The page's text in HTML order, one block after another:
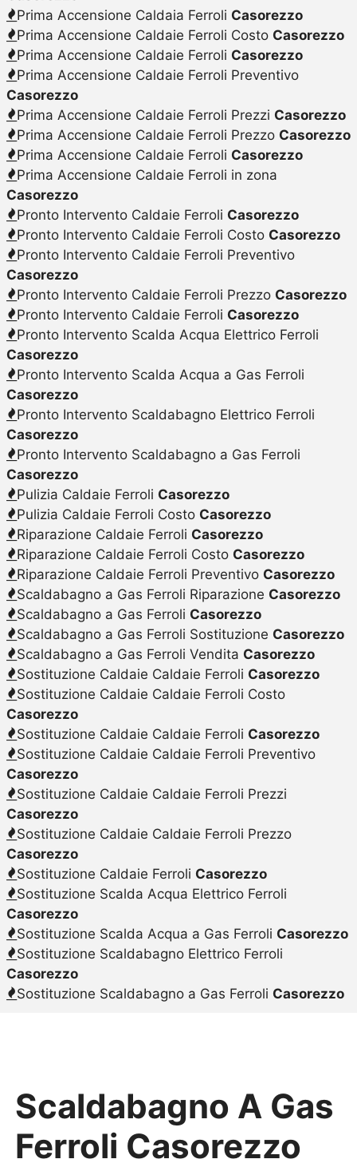
Prima Accensione Caldaia Ferroli Casorezzo
Prima Accensione Caldaie Ferroli Costo Casorezzo
Prima Accensione Caldaie Ferroli Casorezzo
Prima Accensione Caldaie Ferroli Preventivo
Casorezzo
Prima Accensione Caldaie Ferroli Prezzi Casorezzo
Prima Accensione Caldaie Ferroli Prezzo Casorezzo
Prima Accensione Caldaie Ferroli Casorezzo
Prima Accensione Caldaie Ferroli in zona
Casorezzo
Pronto Intervento Caldaie Ferroli Casorezzo
Pronto Intervento Caldaie Ferroli Costo Casorezzo
Pronto Intervento Caldaie Ferroli Preventivo
Casorezzo
Pronto Intervento Caldaie Ferroli Prezzo Casorezzo
Pronto Intervento Caldaie Ferroli Casorezzo
Pronto Intervento Scalda Acqua Elettrico Ferroli
Casorezzo
Pronto Intervento Scalda Acqua a Gas Ferroli
Casorezzo
Pronto Intervento Scaldabagno Elettrico Ferroli
Casorezzo
Pronto Intervento Scaldabagno a Gas Ferroli
Casorezzo
Pulizia Caldaie Ferroli Casorezzo
Pulizia Caldaie Ferroli Costo Casorezzo
Riparazione Caldaie Ferroli Casorezzo
Riparazione Caldaie Ferroli Costo Casorezzo
Riparazione Caldaie Ferroli Preventivo Casorezzo
Scaldabagno a Gas Ferroli Riparazione Casorezzo
Scaldabagno a Gas Ferroli Casorezzo
Scaldabagno a Gas Ferroli Sostituzione Casorezzo
Scaldabagno a Gas Ferroli Vendita Casorezzo
Sostituzione Caldaie Caldaie Ferroli Casorezzo
Sostituzione Caldaie Caldaie Ferroli Costo
Casorezzo
Sostituzione Caldaie Caldaie Ferroli Casorezzo
Sostituzione Caldaie Caldaie Ferroli Preventivo
Casorezzo
Sostituzione Caldaie Caldaie Ferroli Prezzi
Casorezzo
Sostituzione Caldaie Caldaie Ferroli Prezzo
Casorezzo
Sostituzione Caldaie Ferroli Casorezzo
Sostituzione Scalda Acqua Elettrico Ferroli
Casorezzo
Sostituzione Scalda Acqua a Gas Ferroli Casorezzo
Sostituzione Scaldabagno Elettrico Ferroli
Casorezzo
Sostituzione Scaldabagno a Gas Ferroli Casorezzo
Scaldabagno A Gas
Ferroli Casorezzo